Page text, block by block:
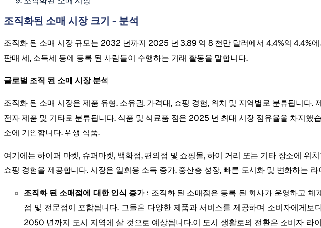
조직화된 소매 시장 크기 - 분석
조직화 된 소매 시장 규모는 2032 년까지 2025 년 3,89 억 8 천만 달러에서 4.4%의 4.4%
판매 세, 소득세 등에 등록 된 사람들이 수행하는 거래 활동을 말합니다.
글로벌 조직 된 소매 시장 분석
조직화 된 소매 시장은 제품 유형, 소유권, 가격대, 쇼핑 경험, 위치 및 지역별로 분류됩니다
전자 제품 및 기타로 분류됩니다. 식품 및 식료품 점은 2025 년 최대 시장 점유율을 차지
소에 기인합니다. 위생 식품.
여기에는 하이퍼 마켓, 슈퍼마켓, 백화점, 편의점 및 쇼핑몰, 하이 거리 또는 기타 장소에
쇼핑 경험을 제공합니다. 시장은 일회용 소득 증가, 중산층 성장, 빠른 도시화 및 변화하는
조직화 된 소매점에 대한 인식 증가 : 조직화 된 소매점은 등록 된 회사가 운영하고
점 및 전문점이 포함됩니다. 그들은 다양한 제품과 서비스를 제공하며 소비자에게
2050 년까지 도시 지역에 살 것으로 예상됩니다.이 도시 생활로의 전환은 소비자